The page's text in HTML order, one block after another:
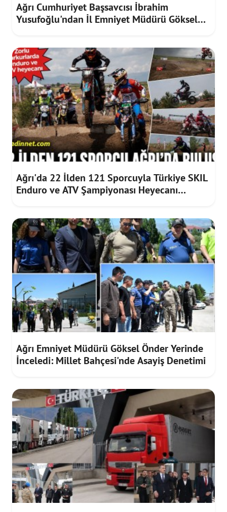
Ağrı Cumhuriyet Başsavcısı İbrahim
Yusufoğlu'ndan İl Emniyet Müdürü Göksel
Ağrı'da 22 İlden 121 Sporcuyla Türkiye SKIL
Enduro ve ATV Şampiyonası Heyecanı
Ağrı Emniyet Müdürü Göksel Önder Yerinde
İnceledi: Millet Bahçesi'nde Asayiş Denetimi